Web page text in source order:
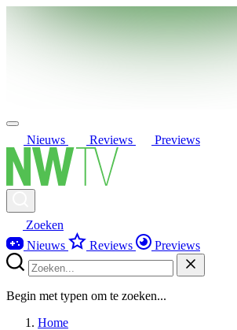
Nieuws Reviews Previews
Zoeken
Nieuws
Reviews Previews
Begin met typen om te zoeken...
Home